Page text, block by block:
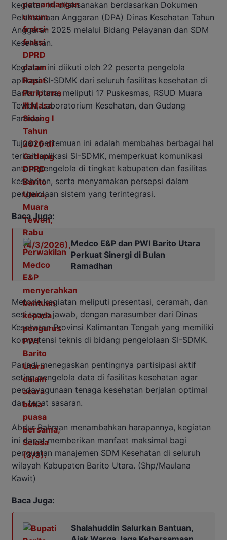
kegiatan ini dilaksanakan berdasarkan Dokumen
Pelaksanaan Anggaran (DPA) Dinas Kesehatan Tahun
Anggaran 2025 melalui Bidang Pelayanan dan SDM
Kesehatan.
Kegiatan ini diikuti oleh 22 peserta pengelola
aplikasi SI-SDMK dari seluruh fasilitas kesehatan di
Barito Utara, meliputi 17 Puskesmas, RSUD Muara
Teweh, Laboratorium Kesehatan, dan Gudang
Farmasi.
Tujuan pertemuan ini adalah membahas berbagai hal
terkait aplikasi SI-SDMK, memperkuat komunikasi
antara pengelola di tingkat kabupaten dan fasilitas
kesehatan, serta menyamakan persepsi dalam
pengelolaan sistem yang terintegrasi.
Baca Juga:
Medco E&P dan PWI Barito Utara
Perkuat Sinergi di Bulan
Ramadhan
Metode kegiatan meliputi presentasi, ceramah, dan
sesi tanya jawab, dengan narasumber dari Dinas
Kesehatan Provinsi Kalimantan Tengah yang memiliki
kompetensi teknis di bidang pengelolaan SI-SDMK.
Pariadi menegaskan pentingnya partisipasi aktif
setiap pengelola data di fasilitas kesehatan agar
pendayagunaan tenaga kesehatan berjalan optimal
dan tepat sasaran.
Abdur Rahman menambahkan harapannya, kegiatan
ini dapat memberikan manfaat maksimal bagi
penguatan manajemen SDM Kesehatan di seluruh
wilayah Kabupaten Barito Utara. (Shp/Maulana
Kawit)
Baca Juga:
Shalahuddin Salurkan Bantuan,